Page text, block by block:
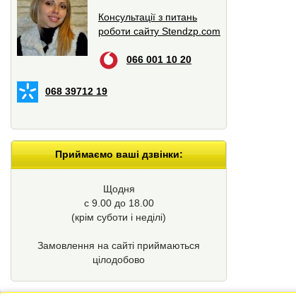
Консультації з питань
роботи сайту Stendzp.com
066 001 10 20
068 39712 19
Приймаємо ваші дзвінки:
Щодня
с 9.00 до 18.00
(крім суботи і неділі)
Замовлення на сайті приймаються
цілодобово